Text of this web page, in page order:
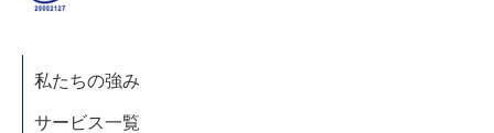
私たちの強み
サービス一覧